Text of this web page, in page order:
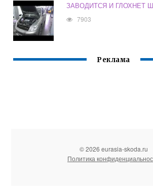
ЗАВОДИТСЯ И ГЛОХНЕТ
7903
Реклама
© 2026 eurasia-skoda.ru
Политика